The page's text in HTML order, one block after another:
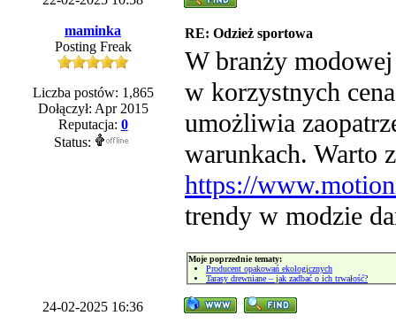
maminka
Posting Freak
Liczba postów: 1,865
Dołączył: Apr 2015
Reputacja: 0
Status:
RE: Odzież sportowa
W branży
w korzystnych
umożliwia
warunkach. Warto
https://
trendy w modzie
Moje poprzednie tematy:
Producent opakowań ekologicznych
Tarasy drewniane – jak zadbać o ich trwałość?
24-02-2025 16:36